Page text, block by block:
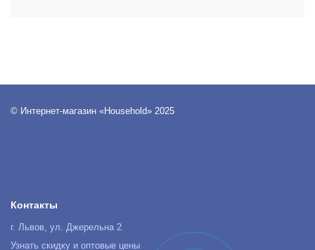
© Интернет-магазин «Household» 2025
Контакты
г. Львов, ул. Джерельна 2
Узнать скидку и оптовые цены